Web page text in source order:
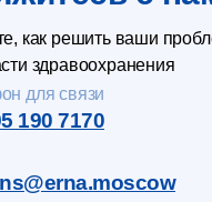
для связи
190 7170
как решить ваши
здравоохранения